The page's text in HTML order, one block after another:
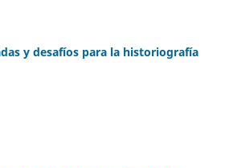
y desafíos para la historiografía